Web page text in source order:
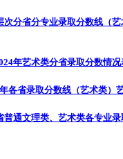
分省分专业录取分数线（艺
年艺术类分省录取分数情况
各省录取分数线（艺术类）
普通文理类、艺术类各专业